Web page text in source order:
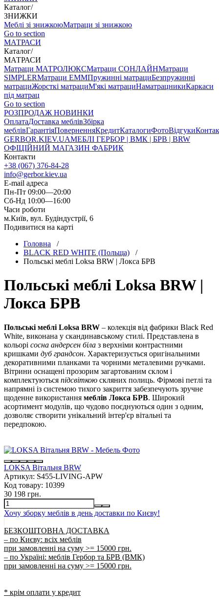
Каталог/
ЗНИЖКИ
Меблі зі знижкоюМатраци зі знижкою
Go to section
МАТРАСИ
Каталог/
МАТРАСИ
Матраци МАТРОЛЮКСМатраци СОНЛАЙНМатраци
SIMPLERМатраци ЕММПружинні матрациБезпружинні
матрациЖорсткі матрациМ'які матрациНаматрацникиКаркаси
під матрац
Go to section
РОЗПРОДАЖ НОВИНКИ
ОплатаДоставка меблівЗбірка
меблівГарантіяПоверненняКредитКаталогиФотоВідгуки
GERBOR.KIEV.UAМЕБЛI ГЕРБОР | ВМК | БРВ | BRW
ОФІЦІЙНИЙ МАГАЗИН ФАБРИК
Контакти
+38 (067) 376-84-28
info@gerbor.kiev.ua
E-mail адреса
Пн-Пт 09:00—20:00
Сб-Нд 10:00—16:00
Часи роботи
м.Київ, вул. Будіндустрії, 6
Подивитися на карті
Головна /
BLACK RED WHITE (Польща) /
Польські меблі Loksa BRW | Локса БРВ
Польські меблі Loksa BRW |
Локса БРВ
Польські меблі Loksa BRW – колекція від фабрики Black Red
White, виконана у скандинавському стилі. Представлена в
кольорі сосна андерсен біла з верхніми контрастними
кришками дуб грандсон. Характеризується оригінальними
декоративними планками та чорними металевими ручками.
Вітрини оснащені прозорим загартованим склом і
комплектуються підсвіткою скляних полиць. Фірмові петлі та
напрямні із системою тихого закриття забезпечують зручне
щоденне використання меблів Локса БРВ. Широкий
асортимент модулів, що чудово поєднуються один з одним,
дозволяє створити унікальний інтер'єр вітальні та
передпокою.
LOKSA Вітальня BRW
Артикул: S455-LIVING-APW
Код товару: 10399
30 198 грн.
Хочу зборку меблів в день доставки по Києву!
БЕЗКОШТОВНА ДОСТАВКА
– по Києву: всіх меблів
при замовленні на суму >= 15000 грн.
– по Україні: меблів Гербор та БРВ (ВМК)
при замовленні на суму >= 15000 грн.
* крім оплати у кредит